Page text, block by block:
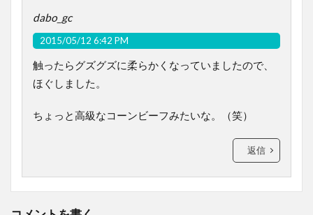
dabo_gc
2015/05/12 6:42 PM
触ったらグズグズに柔らかくなっていましたので、
ほぐしました。
ちょっと高級なコーンビーフみたいな。（笑）
返信